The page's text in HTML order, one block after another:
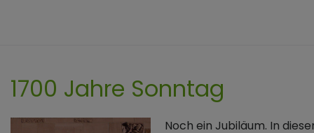
1700 Jahre Sonntag
Noch ein Jubiläum. In